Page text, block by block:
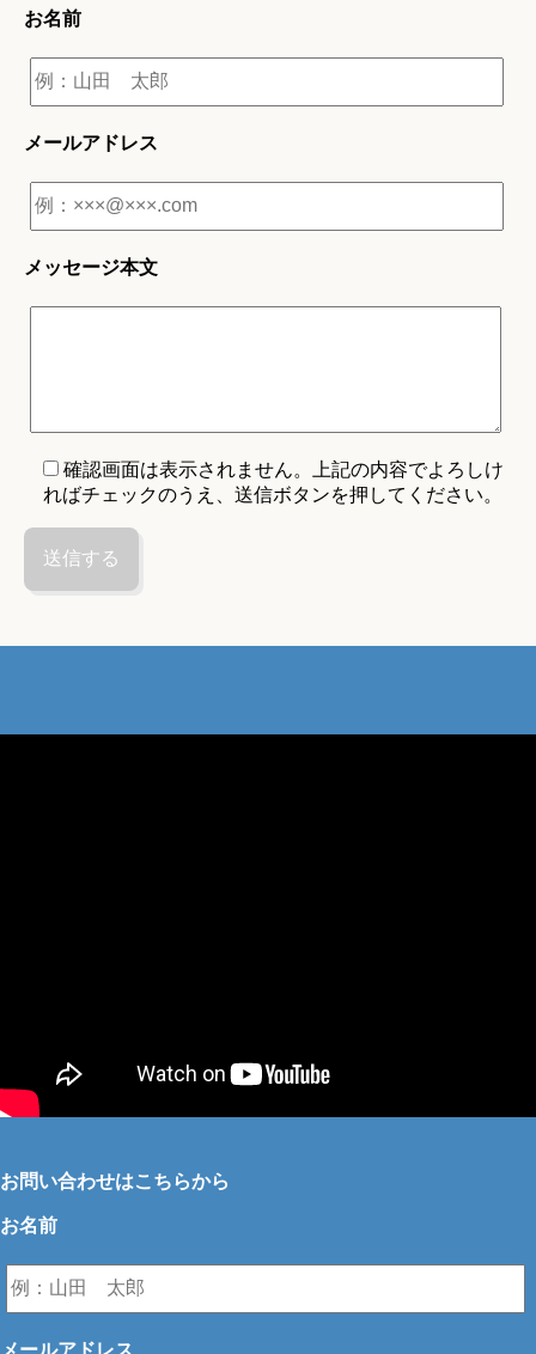
お名前
メールアドレス
メッセージ本文
確認画面は表示されません。上記の内容でよろしけ
ればチェックのうえ、送信ボタンを押してください。
お問い合わせはこちらから
お名前
メールアドレス